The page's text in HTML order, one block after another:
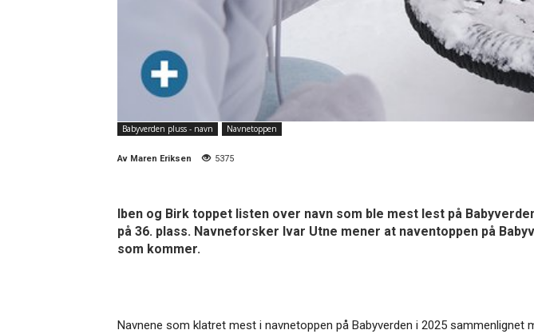
Babyverden pluss - navn Navnetoppen
Av Maren Eriksen 5375
Iben og Birk toppet listen over navn som ble mest lest på
på 36. plass. Navneforsker Ivar Utne mener at naventoppen på
som kommer.
Navnene som klatret mest i navnetoppen på Babyverden i 2025 sammenlignet